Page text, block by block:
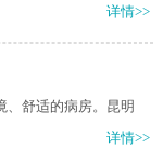
详情>>
、舒适的病房。昆明
详情>>